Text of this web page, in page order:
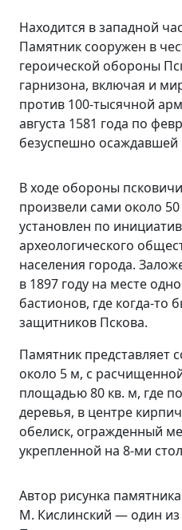
Находится в западной
Памятник сооружен в
героической обороны
гарнизона, включая и
против 100-тысячной
августа 1581 года по
безуспешно осаждавшей
В ходе обороны
произвели сами около
установлен по
археологического
населения города.
в 1897 году на месте
бастионов, где когда-то
защитников Пскова.
Памятник представляет
около 5 м, с
площадью 80 кв. м, где
деревья, в центре
обелиск, огражденный
укрепленной на 8-ми
Автор рисунка
М. Кислинский — один